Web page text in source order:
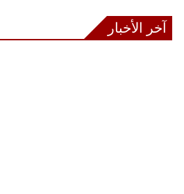
آخر الأخبار